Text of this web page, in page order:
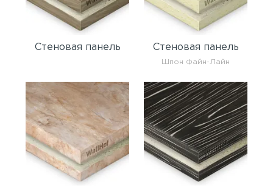
Стеновая панель Стеновая панель
Шпон Файн-Лайн